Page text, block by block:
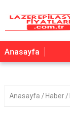
Anasayfa
Anasayfa Haber